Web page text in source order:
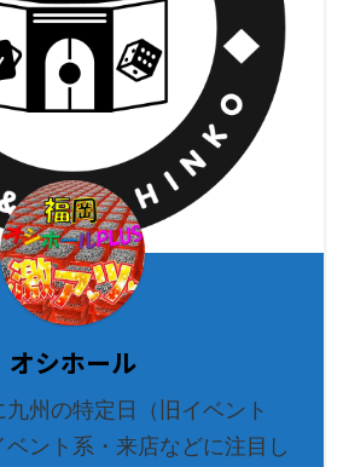
オシホール
州の特定日（旧イベント
ベント系・来店などに注目し